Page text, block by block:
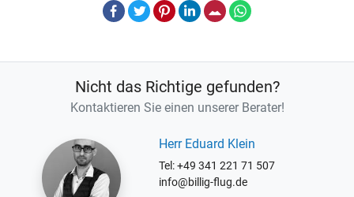
Facebook
TwitterPinterestLinkedInE-Mail
Nicht das Richtige gefunden?
Kontaktieren Sie einen unserer Berater!
Herr Eduard Klein
Tel: +49 341 221 71 507
info@billig-flug.de